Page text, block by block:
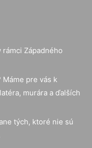
Západného
pre vás k
murára a ďalších
tých, ktoré nie sú